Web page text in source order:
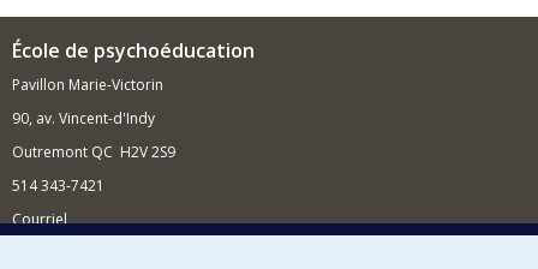
École de psychoéducation
Pavillon Marie-Victorin
90, av. Vincent-d'Indy
Outremont QC H2V 2S9
514 343-7421
Courriel